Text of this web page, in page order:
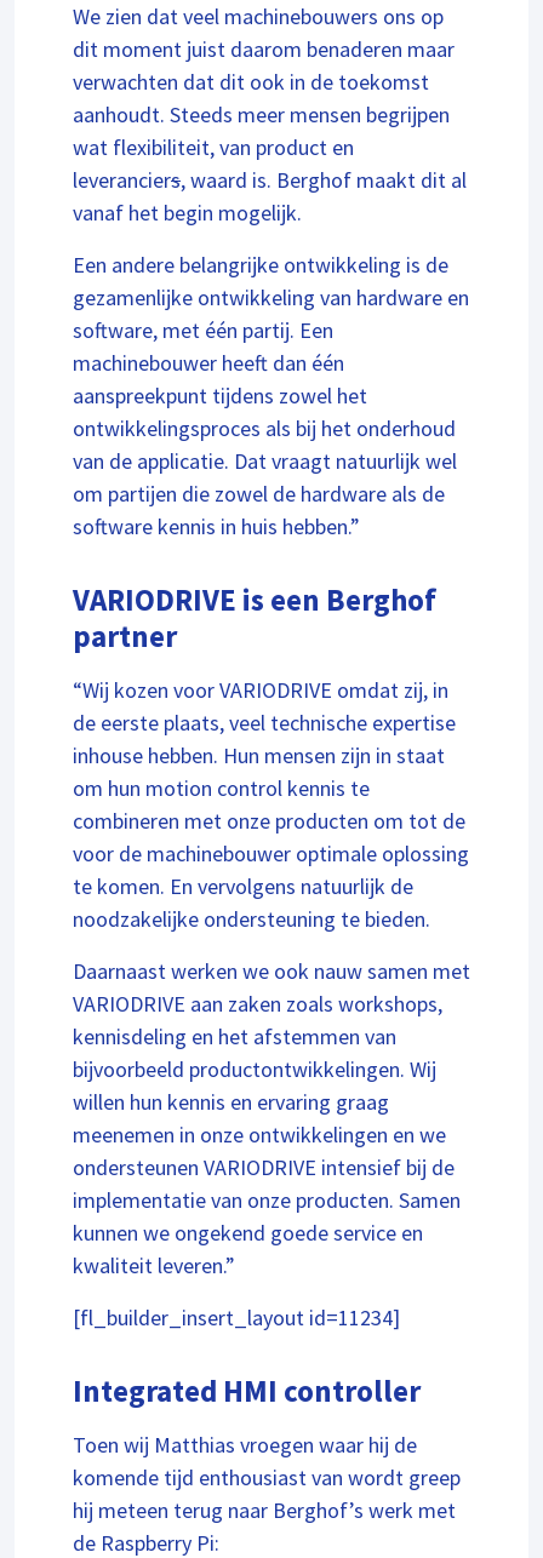
We zien dat veel machinebouwers ons op
dit moment juist daarom benaderen maar
verwachten dat dit ook in de toekomst
aanhoudt. Steeds meer mensen begrijpen
wat flexibiliteit, van product en
leveranciers, waard is. Berghof maakt dit al
vanaf het begin mogelijk.
Een andere belangrijke ontwikkeling is de
gezamenlijke ontwikkeling van hardware en
software, met één partij. Een
machinebouwer heeft dan één
aanspreekpunt tijdens zowel het
ontwikkelingsproces als bij het onderhoud
van de applicatie. Dat vraagt natuurlijk wel
om partijen die zowel de hardware als de
software kennis in huis hebben.”
VARIODRIVE is een Berghof
partner
“Wij kozen voor VARIODRIVE omdat zij, in
de eerste plaats, veel technische expertise
inhouse hebben. Hun mensen zijn in staat
om hun motion control kennis te
combineren met onze producten om tot de
voor de machinebouwer optimale oplossing
te komen. En vervolgens natuurlijk de
noodzakelijke ondersteuning te bieden.
Daarnaast werken we ook nauw samen met
VARIODRIVE aan zaken zoals workshops,
kennisdeling en het afstemmen van
bijvoorbeeld productontwikkelingen. Wij
willen hun kennis en ervaring graag
meenemen in onze ontwikkelingen en we
ondersteunen VARIODRIVE intensief bij de
implementatie van onze producten. Samen
kunnen we ongekend goede service en
kwaliteit leveren.”
[fl_builder_insert_layout id=11234]
Integrated HMI controller
Toen wij Matthias vroegen waar hij de
komende tijd enthousiast van wordt greep
hij meteen terug naar Berghof’s werk met
de Raspberry Pi: